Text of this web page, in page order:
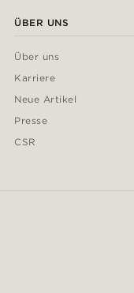
ÜBER UNS
Über uns
Karriere
Neue Artikel
Presse
CSR